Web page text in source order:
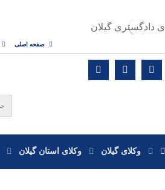
صفحه اصلی
وکلای گیلان وکلای استان گیلان